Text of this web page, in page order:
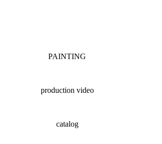
PAINTING
production video
catalog